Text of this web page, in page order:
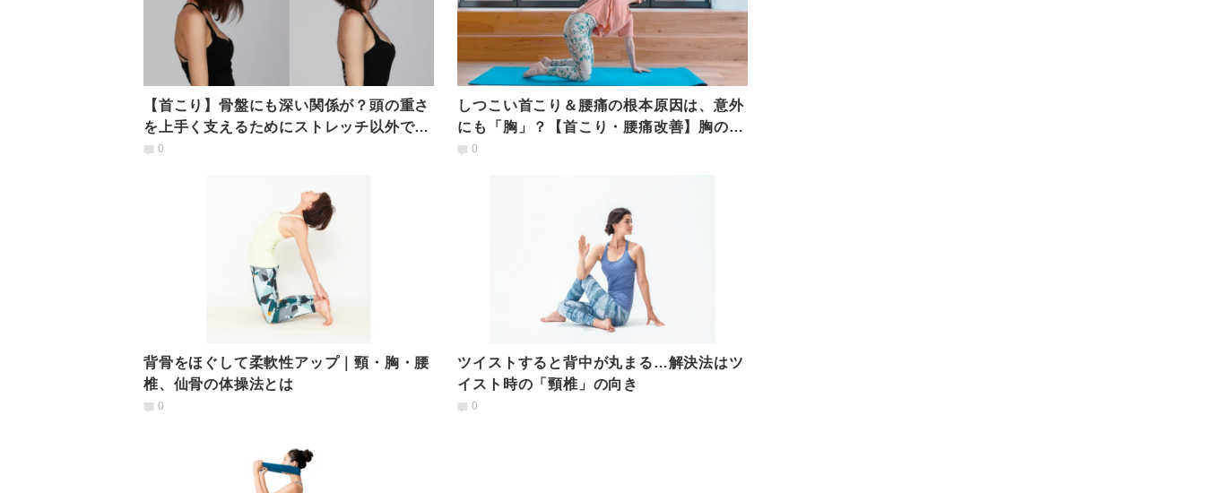
【首こり】骨盤にも深い関係が？頭の重さ
を上手く支えるためにストレッチ以外で気
をつけたいこと
0
しつこい首こり＆腰痛の根本原因は、意外
にも「胸」？【首こり・腰痛改善】胸の動
きを良くするヨガ
0
背骨をほぐして柔軟性アップ｜頸・胸・腰
椎、仙骨の体操法とは
0
ツイストすると背中が丸まる…解決法はツ
イスト時の「頸椎」の向き
0